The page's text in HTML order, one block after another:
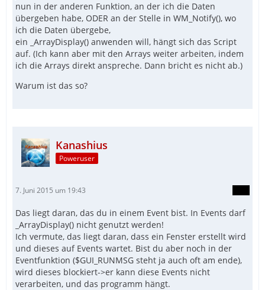
nun in der anderen Funktion, an der ich die Daten
übergeben habe, ODER an der Stelle in WM_Notify(), wo
ich die Daten übergebe,
ein _ArrayDisplay() anwenden will, hängt sich das Script
auf. (Ich kann aber mit den Arrays weiter arbeiten, indem
ich die Arrays direkt anspreche. Dann bricht es nicht ab.)
Warum ist das so?
Kanashius
Poweruser
7. Juni 2015 um 19:43
Das liegt daran, das du in einem Event bist. In Events darf
_ArrayDisplay() nicht genutzt werden!
Ich vermute, das liegt daran, dass ein Fenster erstellt wird
und dieses auf Events wartet. Bist du aber noch in der
Eventfunktion ($GUI_RUNMSG steht ja auch oft am ende),
wird dieses blockiert->er kann diese Events nicht
verarbeiten, und das programm hängt.